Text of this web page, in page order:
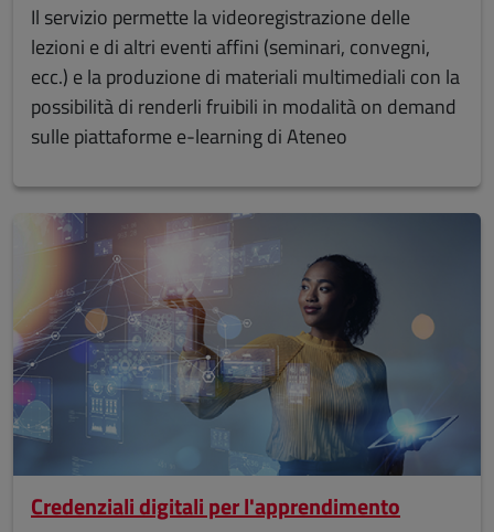
Il servizio permette la videoregistrazione delle
lezioni e di altri eventi affini (seminari, convegni,
ecc.) e la produzione di materiali multimediali con la
possibilità di renderli fruibili in modalità on demand
sulle piattaforme e-learning di Ateneo
Credenziali digitali per l'apprendimento